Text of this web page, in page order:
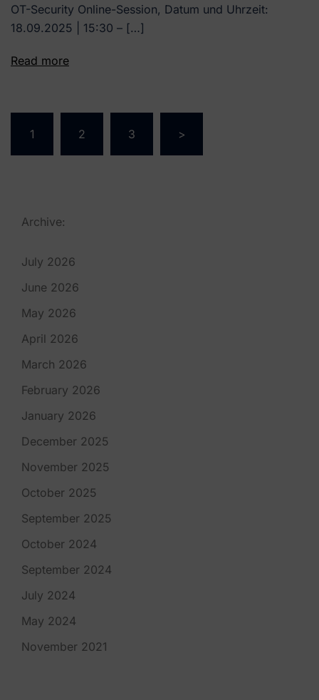
OT-Security Online-Session, Datum und Uhrzeit:
18.09.2025 | 15:30 – […]
Read more
1 2 3 >
Archive:
July 2026
June 2026
May 2026
April 2026
March 2026
February 2026
January 2026
December 2025
November 2025
October 2025
September 2025
October 2024
September 2024
July 2024
May 2024
November 2021